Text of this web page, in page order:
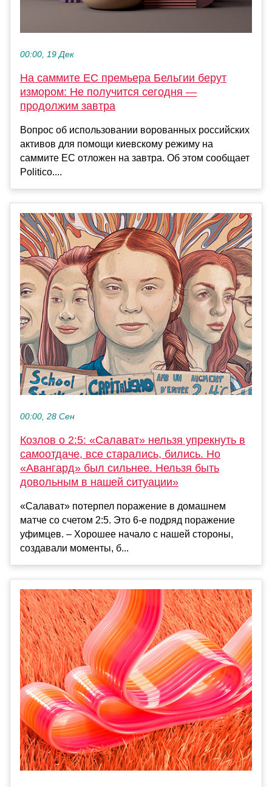
00:00, 19 Дек
На саммите ЕС премьера Бельгии берут
измором: Не получится сегодня —
продолжим завтра
Вопрос об использовании ворованных российских
активов для помощи киевскому режиму на
саммите ЕС отложен на завтра. Об этом сообщает
Politico....
00:00, 28 Сен
Козлов о 2:5: «Салават» нельзя упрекнуть в
самоотдаче, все старались, бились. Но
«Авангард» был сильнее. Нельзя быть
довольным в нашей ситуации»
«Салават» потерпел поражение в домашнем
матче со счетом 2:5. Это 6-е подряд поражение
уфимцев. – Хорошее начало с нашей стороны,
создавали моменты, б...